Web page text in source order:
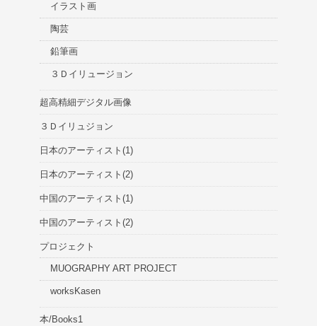
イラスト画
陶芸
鉛筆画
３Ｄイリュージョン
超高精細デジタル画像
３Ｄイリュジョン
日本のアーティスト(1)
日本のアーティスト(2)
中国のアーティスト(1)
中国のアーティスト(2)
プロジェクト
MUOGRAPHY ART PROJECT
worksKasen
本/Books1